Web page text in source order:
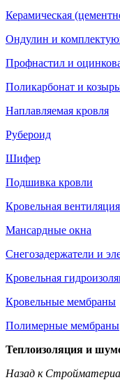
Керамическая
Ондулин и
Профнастил и
Поликарбонат и
Наплавляемая кровля
Рубероид
Шифер
Подшивка кровли
Кровельная вентиляция
Мансардные окна
Снегозадержатели и
Кровельная
Кровельные мембраны
Полимерные мембраны
Теплоизоляция и
Назад к